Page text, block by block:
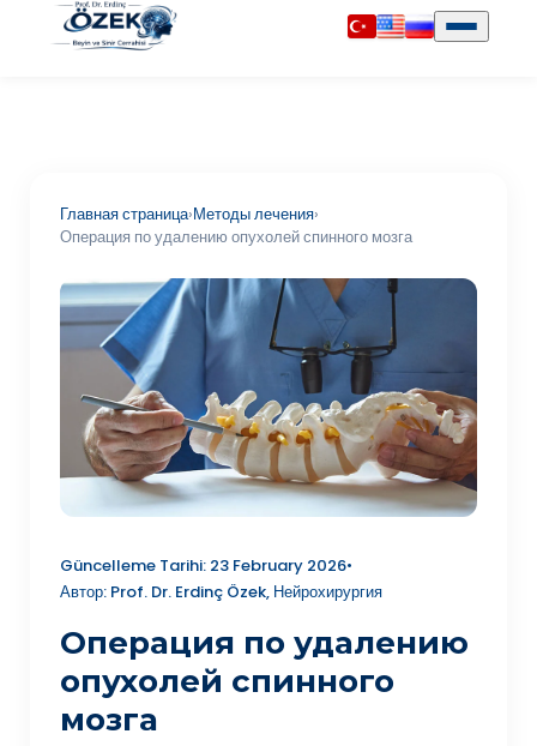
Главная страница›Методы лечения›
Операция по удалению опухолей спинного мозга
Güncelleme Tarihi: 23 February 2026•
Автор: Prof. Dr. Erdinç Özek, Нейрохирургия
Операция по удалению
опухолей спинного
мозга